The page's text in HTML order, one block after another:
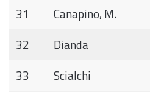
31
Canapino, M.
32
Dianda
33
Scialchi